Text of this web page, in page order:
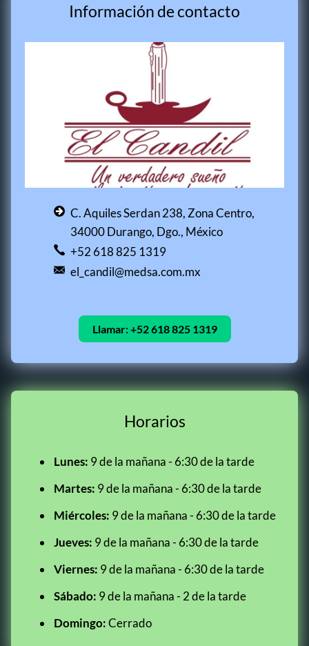
Información de contacto
C. Aquiles Serdan 238, Zona Centro,
34000 Durango, Dgo., México
+52 618 825 1319
el_candil@medsa.com.mx
Llamar:+52 618 825 1319
Horarios
Lunes: 9 de la mañana - 6:30 de la tarde
Martes: 9 de la mañana - 6:30 de la tarde
Miércoles: 9 de la mañana - 6:30 de la tarde
Jueves: 9 de la mañana - 6:30 de la tarde
Viernes: 9 de la mañana - 6:30 de la tarde
Sábado: 9 de la mañana - 2 de la tarde
Domingo:Cerrado